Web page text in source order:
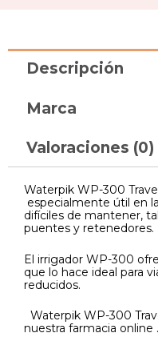
Descripción
Marca
Valoraciones (0)
Waterpik WP-300
especialmente útil en
difíciles de mantener,
puentes y retenedores.
El irrigador WP-300
que lo hace ideal para
reducidos.
Waterpik WP-300
nuestra farmacia online .